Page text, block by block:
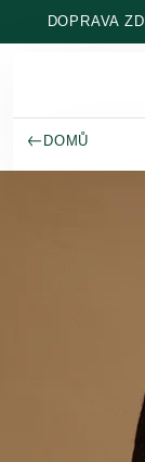
Přeskočit na
DOPRAVA
DOMŮ